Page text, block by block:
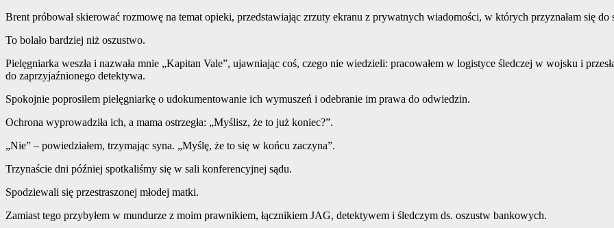
Brent próbował skierować rozmowę na temat opieki, przedstawiając zrzuty ekranu z prywatnych wiadomości, w których przyznałam się
To bolało bardziej niż oszustwo.
Pielęgniarka weszła i nazwała mnie „Kapitan Vale”, ujawniając coś, czego nie wiedzieli: pracowałem w logistyce śledczej w wojsku i
do zaprzyjaźnionego detektywa.
Spokojnie poprosiłem pielęgniarkę o udokumentowanie ich wymuszeń i odebranie im prawa do odwiedzin.
Ochrona wyprowadziła ich, a mama ostrzegła: „Myślisz, że to już koniec?”.
„Nie” – powiedziałem, trzymając syna. „Myślę, że to się w końcu zaczyna”.
Trzynaście dni później spotkaliśmy się w sali konferencyjnej sądu.
Spodziewali się przestraszonej młodej matki.
Zamiast tego przybyłem w mundurze z moim prawnikiem, łącznikiem JAG, detektywem i śledczym ds. oszustw bankowych.